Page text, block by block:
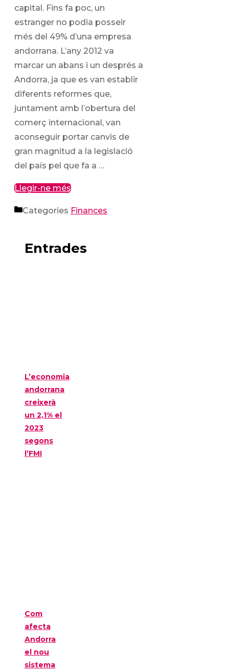
capital. Fins fa poc, un
estranger no podia posseir
més del 49% d’una empresa
andorrana. L’any 2012 va
marcar un abans i un després a
Andorra, ja que es van establir
diferents reformes que,
juntament amb l’obertura del
comerç internacional, van
aconseguir portar canvis de
gran magnitud a la legislació
del país pel que fa a …
Llegir-ne més
Categories Finances
Entrades
L’economia
andorrana
creixerà
un 2,1% el
2023
segons
l’FMI
Com
afecta
Andorra
el nou
sistema